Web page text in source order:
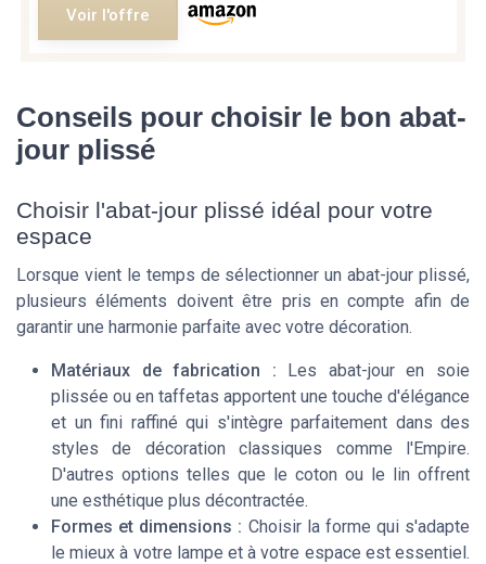
Voir l'offre
Conseils pour choisir le bon abat-
jour plissé
Choisir l'abat-jour plissé idéal pour votre
espace
Lorsque vient le temps de sélectionner un abat-jour plissé,
plusieurs éléments doivent être pris en compte afin de
garantir une harmonie parfaite avec votre décoration.
Matériaux de fabrication : Les abat-jour en soie
plissée ou en taffetas apportent une touche d'élégance
et un fini raffiné qui s'intègre parfaitement dans des
styles de décoration classiques comme l'Empire.
D'autres options telles que le coton ou le lin offrent
une esthétique plus décontractée.
Formes et dimensions : Choisir la forme qui s'adapte
le mieux à votre lampe et à votre espace est essentiel.